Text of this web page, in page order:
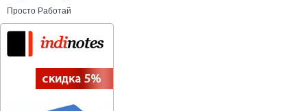
Просто Работай